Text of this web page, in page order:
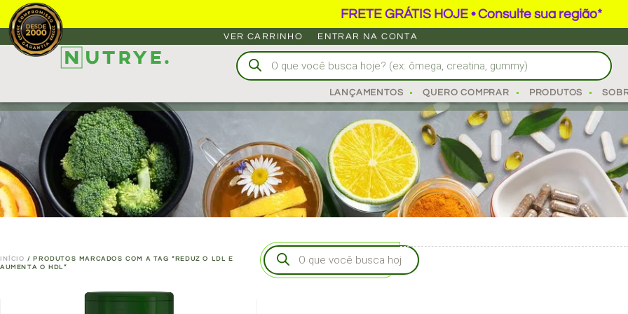
FRETE GRÁTIS HOJE • Consulte sua região*
VER CARRINHO ENTRAR NA CONTA
LANÇAMENTOS QUERO COMPRAR PRODUTOS
REDUZ O LDL E AUMENTA O
INÍCIO / PRODUTOS MARCADOS COM A TAG “REDUZ O LDL E
AUMENTA O HDL”